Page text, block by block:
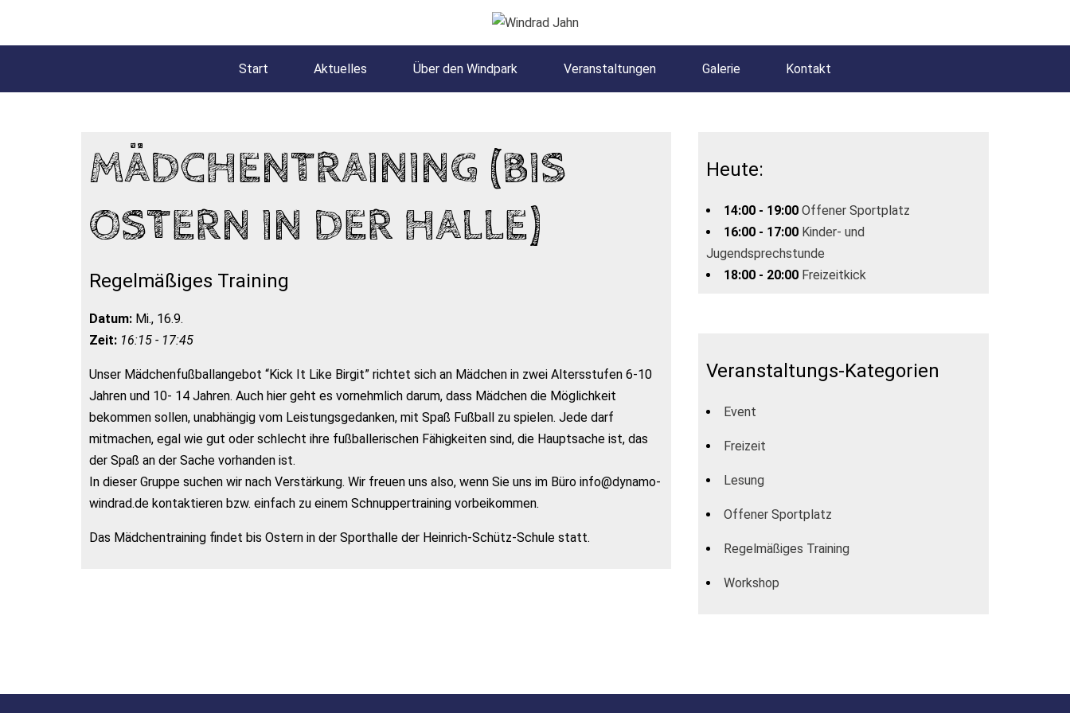
Start Aktuelles Über den Windpark Veranstaltungen Galerie Kontakt
MÄDCHENTRAINING (BIS
OSTERN IN DER HALLE)
Regelmäßiges Training
Datum: Mi., 16.9.
Zeit: 16:15 - 17:45
Unser Mädchenfußballangebot “Kick It Like Birgit” richtet sich an Mädchen in zwei Altersstufen 6-10
Jahren und 10- 14 Jahren. Auch hier geht es vornehmlich darum, dass Mädchen die Möglichkeit
bekommen sollen, unabhängig vom Leistungsgedanken, mit Spaß Fußball zu spielen. Jede darf
mitmachen, egal wie gut oder schlecht ihre fußballerischen Fähigkeiten sind, die Hauptsache ist, das
der Spaß an der Sache vorhanden ist.
In dieser Gruppe suchen wir nach Verstärkung. Wir freuen uns also, wenn Sie uns im Büro info@dynamo-
windrad.de kontaktieren bzw. einfach zu einem Schnuppertraining vorbeikommen.
Das Mädchentraining findet bis Ostern in der Sporthalle der Heinrich-Schütz-Schule statt.
Heute:
14:00 - 19:00 Offener Sportplatz
16:00 - 17:00 Kinder- und
Jugendsprechstunde
18:00 - 20:00 Freizeitkick
Veranstaltungs-Kategorien
Event
Freizeit
Lesung
Offener Sportplatz
Regelmäßiges Training
Workshop